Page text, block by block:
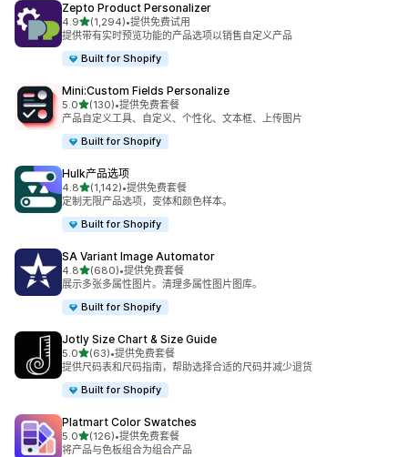
Zepto Product Personalizer
4.9星（满分 5 星）
(1,294)
总共 1294 条评论
•提供免费试用
提供带有实时预览功能的产品选项以销售自定义产品
Built for Shopify
Mini:Custom Fields Personalize
5.0星（满分 5 星）
(130)
总共 130 条评论
•提供免费套餐
产品自定义工具、自定义、个性化、文本框、上传图片
Built for Shopify
Hulk产品选项
4.8星（满分 5 星）
(1,142)
总共 1142 条评论
•提供免费套餐
定制无限产品选项，变体和颜色样本。
Built for Shopify
SA Variant Image Automator
4.8星（满分 5 星）
(680)
总共 680 条评论
•提供免费套餐
展示多张多属性图片。清理多属性图片图库。
Built for Shopify
Jotly Size Chart & Size Guide
5.0星（满分 5 星）
(63)
总共 63 条评论
•提供免费套餐
提供尺码表和尺码指南，帮助选择合适的尺码并减少退货
Built for Shopify
Platmart Color Swatches
5.0星（满分 5 星）
(126)
总共 126 条评论
•提供免费套餐
将产品与色板组合为组合产品